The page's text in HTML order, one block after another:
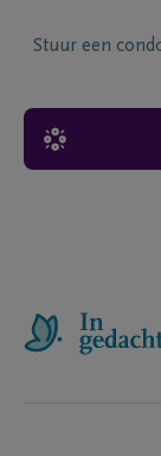
Stuur een